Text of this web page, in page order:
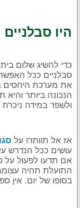
היו
כדי להשיג שלום
סבלניים ככל
את מערכת היחסים
הנכונה ביותר והיא
ולשפר במידה
אז אל תוותרו על
עושים ככל הנדרש
אם תדעו לפעול
התועלת תהיה
בסופו של יום. אין